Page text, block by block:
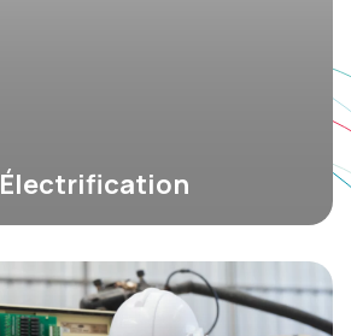
Électrification